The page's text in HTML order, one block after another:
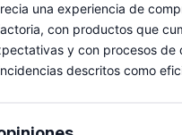
una experiencia de
con productos que
y con procesos de
descritos como